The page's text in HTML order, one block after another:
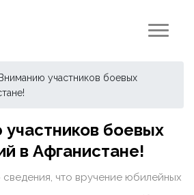
Вниманию участников боевых
боевых
в Афганистане!
что вручение юбилейных